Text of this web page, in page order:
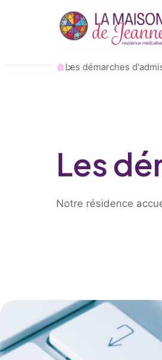
Accueil
Les démarches
Les
Notre résidence